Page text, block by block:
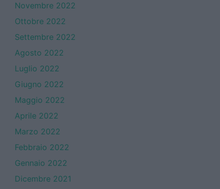
Novembre 2022
Ottobre 2022
Settembre 2022
Agosto 2022
Luglio 2022
Giugno 2022
Maggio 2022
Aprile 2022
Marzo 2022
Febbraio 2022
Gennaio 2022
Dicembre 2021